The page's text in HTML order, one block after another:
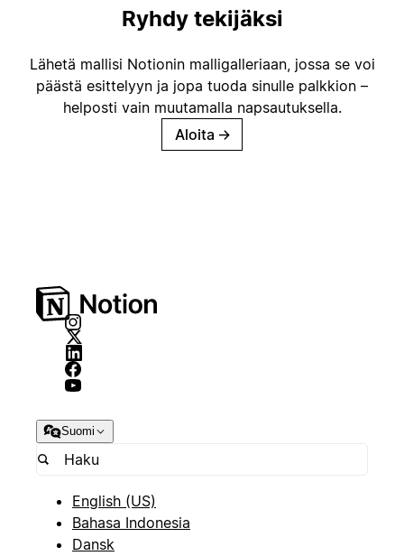
Ryhdy tekijäksi
Lähetä mallisi Notionin malligalleriaan, jossa se voi
päästä esittelyyn ja jopa tuoda sinulle palkkion –
helposti vain muutamalla napsautuksella.
Aloita →
Suomi
English (US)
Bahasa Indonesia
Dansk